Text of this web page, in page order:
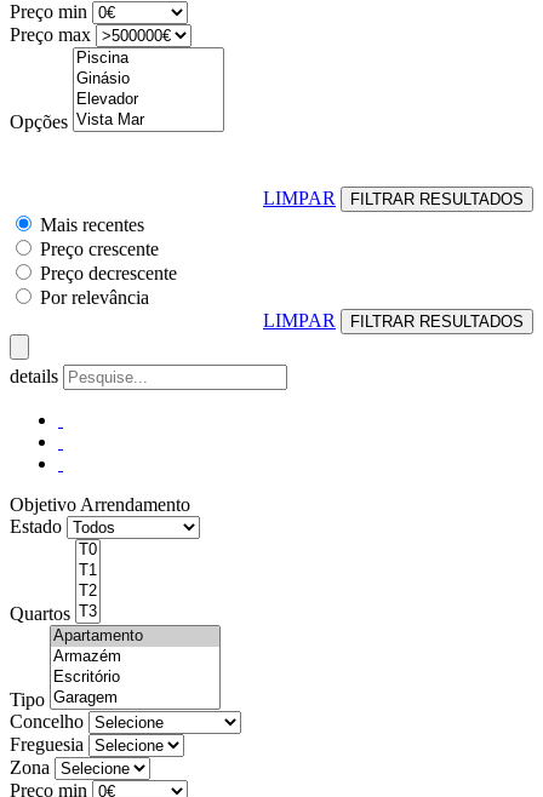
Preço min
Preço max
Opções
LIMPAR
Mais recentes
Preço crescente
Preço decrescente
Por relevância
LIMPAR
details
Objetivo Arrendamento
Estado
Quartos
Tipo
Concelho
Freguesia
Zona
Preço min